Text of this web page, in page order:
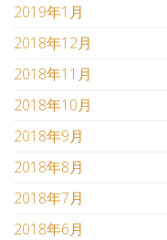
2019年1月
2018年12月
2018年11月
2018年10月
2018年9月
2018年8月
2018年7月
2018年6月